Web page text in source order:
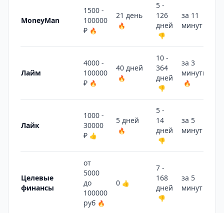
MoneyMan
1500 -
100000
₽ 🔥
21 день
🔥
5 -
126
дней
👎
за 11
минут
Лайм
4000 -
100000
₽ 🔥
40 дней
🔥
10 -
364
дней
👎
за 3
минуты
🔥
Лайк
1000 -
30000
₽ 👍
5 дней
🔥
5 -
14
дней
👎
за 5
минут
Целевые
финансы
от
5000
до
100000
руб 🔥
0 👍
7 -
168
дней
👎
за 5
минут